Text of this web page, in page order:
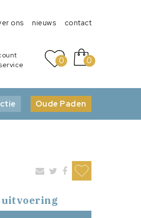
ons nieuws contact
0 0
Oude Paden
uitvoering